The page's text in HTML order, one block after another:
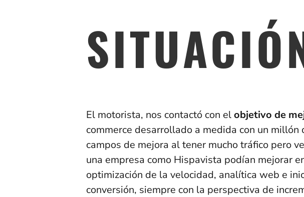
El motorista, nos contactó con elobjetivo de
commerce desarrollado a medida con un
campos de mejora al tener mucho tráfico pero
una empresa como Hispavista podían mejorar
optimización de la velocidad, analítica web e
conversión, siempre con la perspectiva de